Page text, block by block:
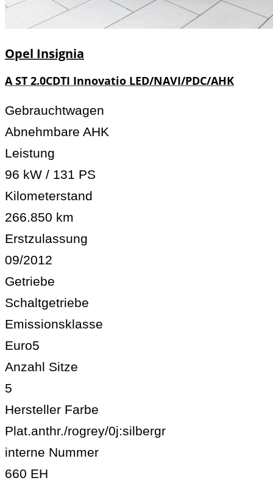
Opel Insignia
A ST 2.0CDTI Innovatio LED/NAVI/PDC/AHK
Gebrauchtwagen
Abnehmbare AHK
Leistung
96 kW / 131 PS
Kilometerstand
266.850 km
Erstzulassung
09/2012
Getriebe
Schaltgetriebe
Emissionsklasse
Euro5
Anzahl Sitze
5
Hersteller Farbe
Plat.anthr./rogrey/0j:silbergr
interne Nummer
660 EH